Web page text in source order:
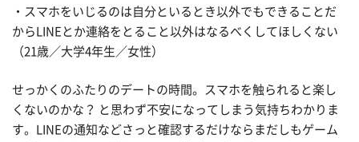
・スマホをいじるのは自分といるとき以外でもできることだ
からLINEとか連絡をとること以外はなるべくしてほしくない
（21歳／大学4年生／女性）
せっかくのふたりのデートの時間。スマホを触られると楽し
くないのかな？ と思わず不安になってしまう気持ちわかりま
す。LINEの通知などさっと確認するだけならまだしもゲーム